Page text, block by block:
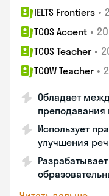
IELTS Frontiers •
TCOS Accent •
TCOS Teacher •
TCOW Teacher •
Обладает
преподавания
Использует
улучшения